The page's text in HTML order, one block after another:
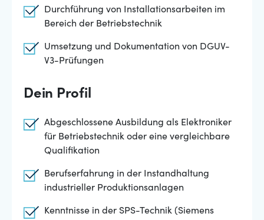
Durchführung von Installationsarbeiten im
Bereich der Betriebstechnik
Umsetzung und Dokumentation von DGUV-
V3-Prüfungen
Dein Profil
Abgeschlossene Ausbildung als Elektroniker
für Betriebstechnik oder eine vergleichbare
Qualifikation
Berufserfahrung in der Instandhaltung
industrieller Produktionsanlagen
Kenntnisse in der SPS-Technik (Siemens